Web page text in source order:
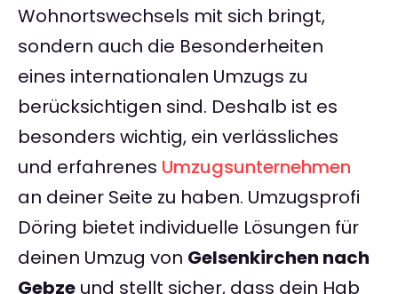
Wohnortswechsels mit sich bringt,
sondern auch die Besonderheiten
eines internationalen Umzugs zu
berücksichtigen sind. Deshalb ist es
besonders wichtig, ein verlässliches
und erfahrenes Umzugsunternehmen
an deiner Seite zu haben. Umzugsprofi
Döring bietet individuelle Lösungen für
deinen Umzug von Gelsenkirchen nach
Gebze und stellt sicher, dass dein Hab